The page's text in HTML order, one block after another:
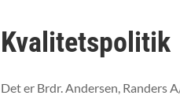
Kvalitetspolitik
Det er Brdr. Andersen, Randers